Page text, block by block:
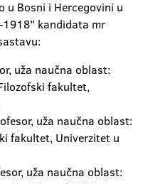
u Bosni i Hercegovini u
kandidata mr
uža naučna oblast:
fakultet,
uža naučna oblast:
fakultet, Univerzitet u
uža naučna oblast: